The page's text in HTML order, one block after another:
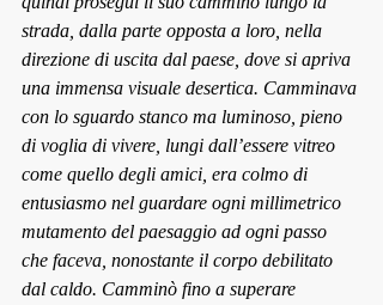
strada, dalla parte opposta a loro, nella
direzione di uscita dal paese, dove si apriva
una immensa visuale desertica. Camminava
con lo sguardo stanco ma luminoso, pieno
di voglia di vivere, lungi dall’essere vitreo
come quello degli amici, era colmo di
entusiasmo nel guardare ogni millimetrico
mutamento del paesaggio ad ogni passo
che faceva, nonostante il corpo debilitato
dal caldo. Camminò fino a superare